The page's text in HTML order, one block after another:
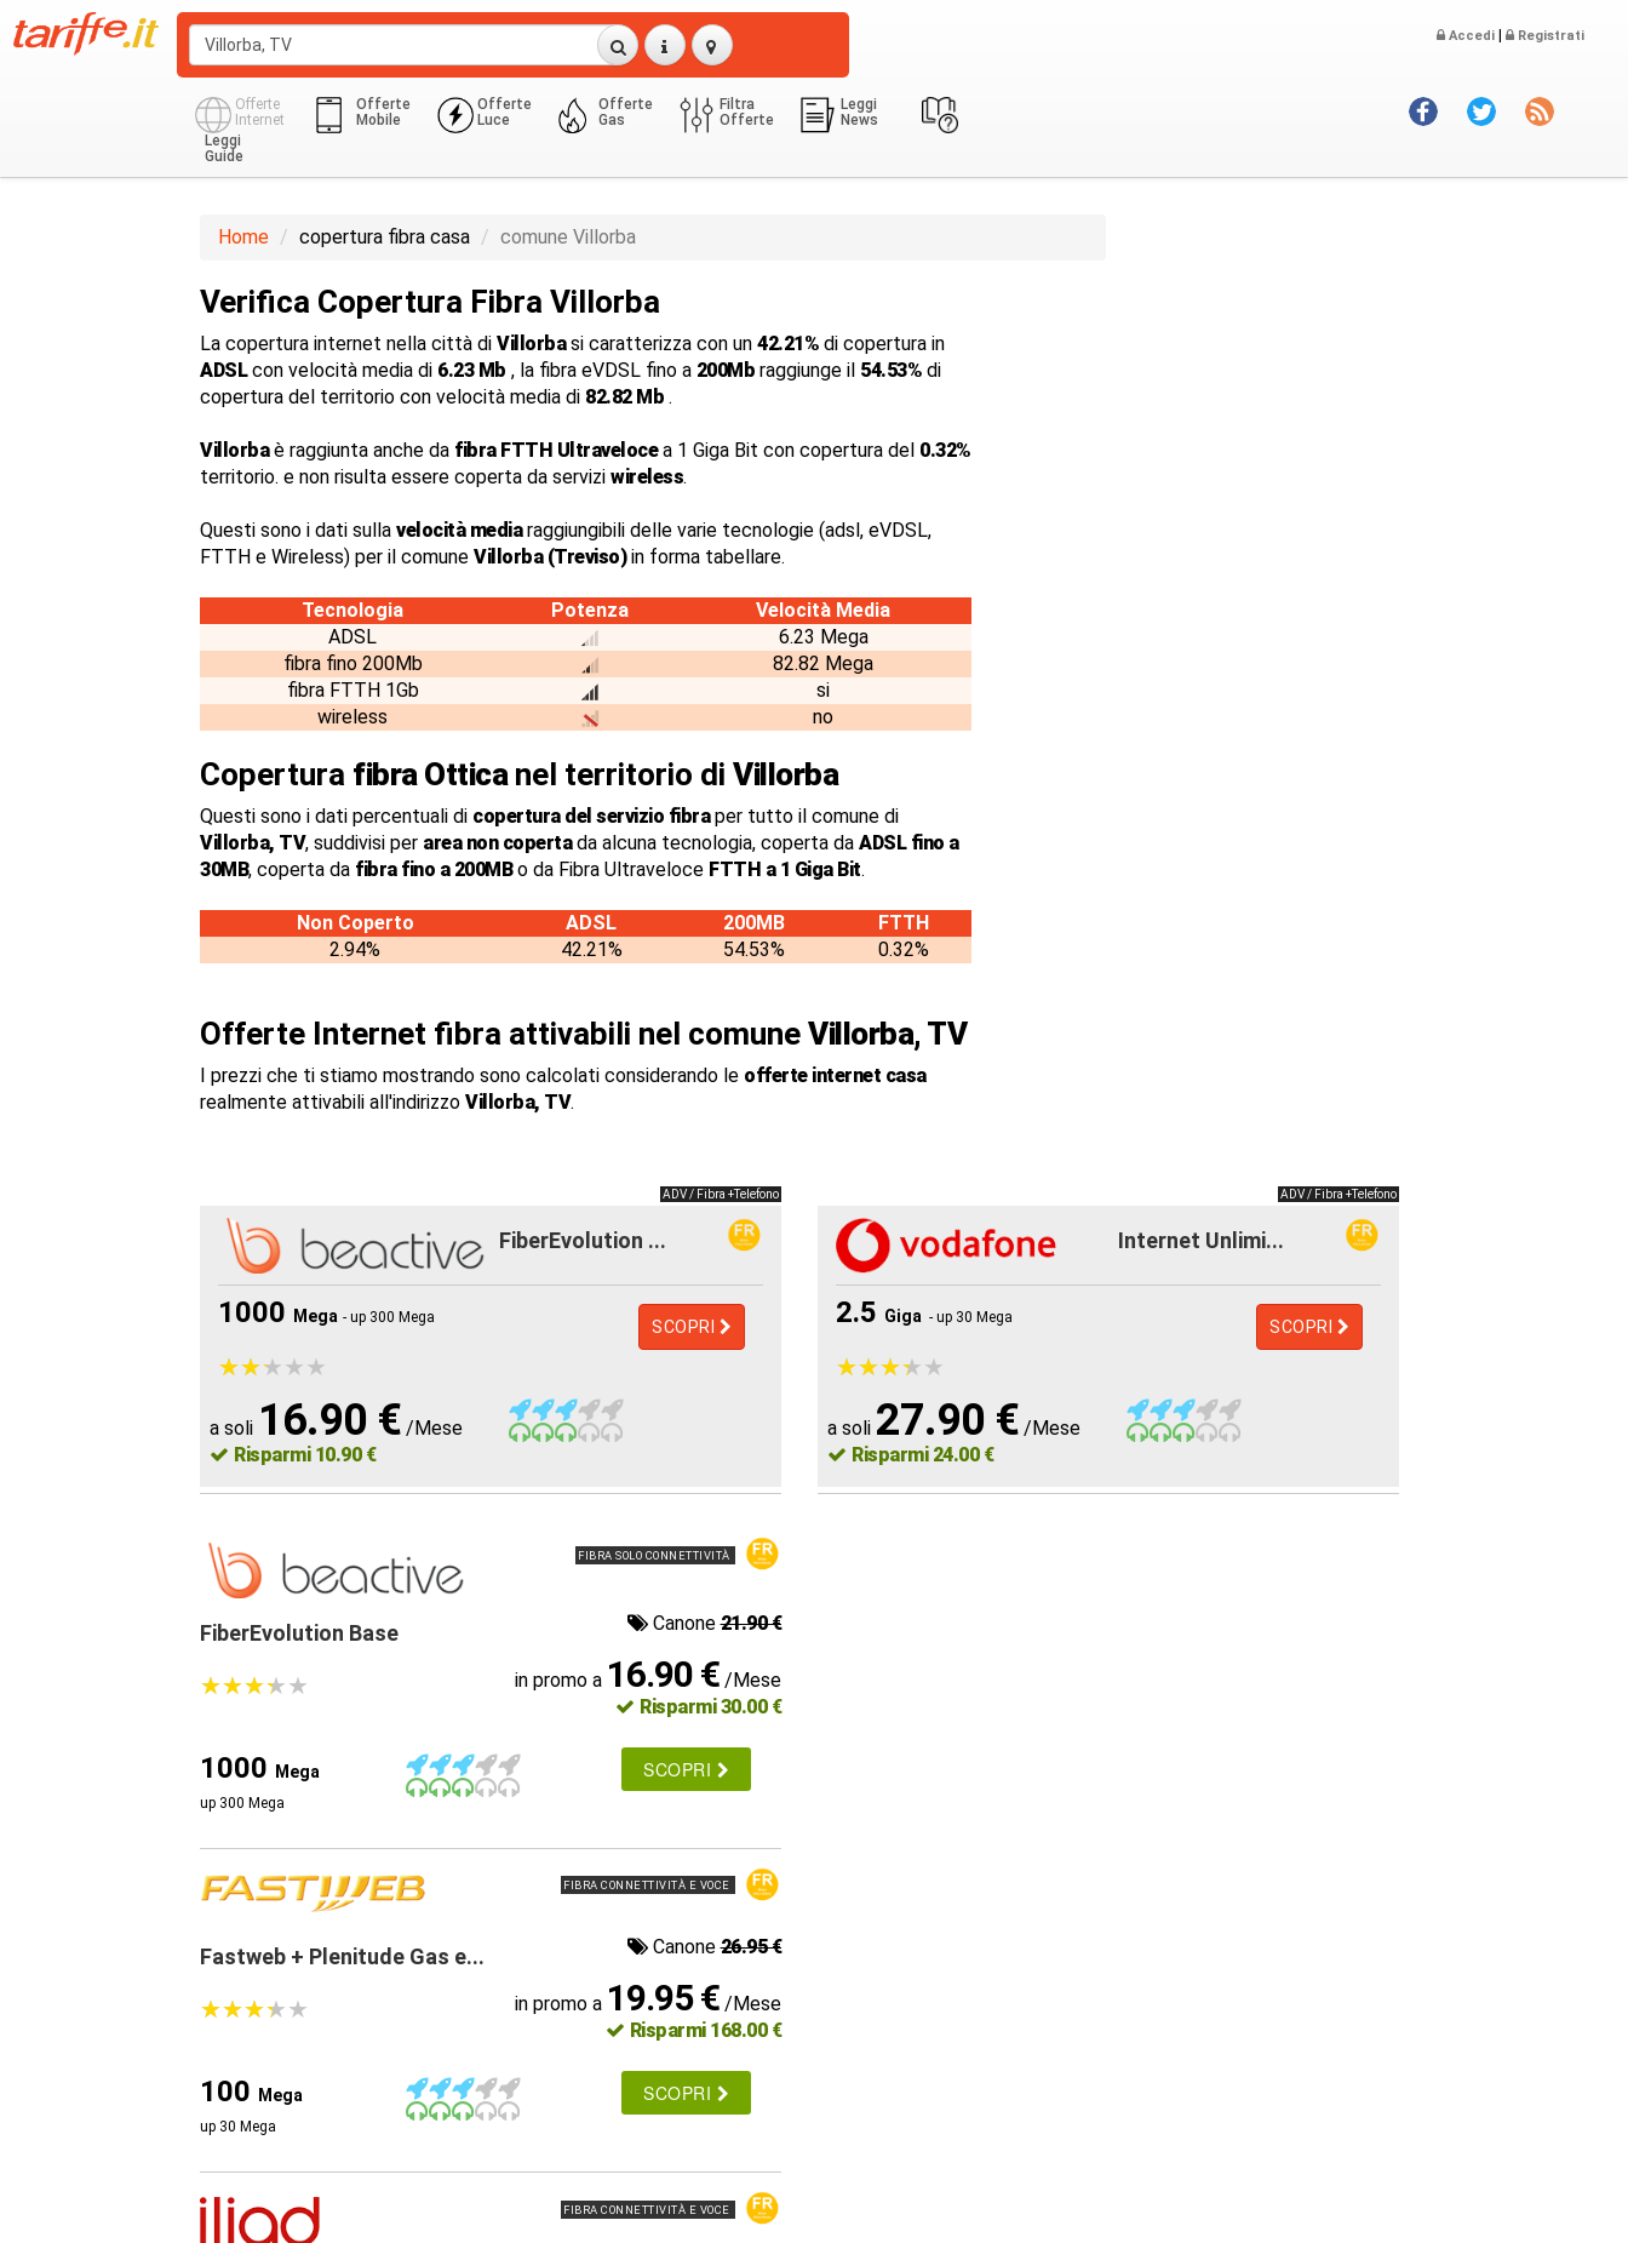
Accedi | Registrati
Offerte
Internet
Offerte
Mobile
Offerte
Luce
Offerte
Gas
Filtra
Offerte
Leggi
News
Leggi
Guide
Home copertura fibra casa comune Villorba
Verifica Copertura Fibra Villorba
La copertura internet nella città di Villorbasi caratterizza con un 42.21% di copertura in
ADSLcon velocità media di 6.23 Mb , la fibra eVDSL fino a 200Mb raggiunge il 54.53% di
copertura del territorio con velocità media di 82.82 Mb .
Villorbaè raggiunta anche da fibra FTTH Ultravelocea 1 Giga Bit con copertura del 0.32%
territorio. e non risulta essere coperta da servizi wireless.
Questi sono i dati sulla velocità mediaraggiungibili delle varie tecnologie (adsl, eVDSL,
FTTH e Wireless) per il comune Villorba (Treviso)in forma tabellare.
Tecnologia Potenza
Velocità Media
ADSL
6.23 Mega
fibra fino 200Mb
82.82 Mega
fibra FTTH 1Gb
si
wireless
no
Copertura fibra Otticanel territorio di Villorba
Questi sono i dati percentuali di copertura del servizio fibraper tutto il comune di
Villorba, TV, suddivisi per area non copertada alcuna tecnologia, coperta da ADSL fino a
30MB, coperta da fibra fino a 200MBo da Fibra Ultraveloce FTTH a 1 Giga Bit.
Non Coperto ADSL 200MB
FTTH
2.94%
42.21% 54.53% 0.32%
Offerte Internet fibra attivabili nel comune Villorba, TV
I prezzi che ti stiamo mostrando sono calcolati considerando le offerte internet casa
realmente attivabili all'indirizzo Villorba, TV.
ADV / Fibra +Telefono
FiberEvolution ...
1000 Mega - up 300 Mega SCOPRI
★★★★★
★★★★★
a soli 16.90 € /Mese
Risparmi 10.90 €
ADV / Fibra +Telefono
Internet Unlimi...
2.5 Giga - up 30 Mega SCOPRI
★★★★★
★★★★★
a soli 27.90 € /Mese
Risparmi 24.00 €
FIBRA SOLO CONNETTIVITÀ
FiberEvolution Base Canone21.90 €
★★★★★
★★★★★ in promo a 16.90 € /Mese
Risparmi 30.00 €
1000 Mega
up 300 Mega
SCOPRI
FIBRA CONNETTIVITÀ E VOCE
Fastweb + Plenitude Gas e... Canone26.95 €
★★★★★
★★★★★ in promo a 19.95 € /Mese
Risparmi 168.00 €
100 Mega
up 30 Mega
SCOPRI
FIBRA CONNETTIVITÀ E VOCE